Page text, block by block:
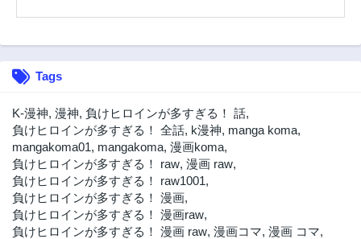
Tags
K-漫神, 漫神, 負けヒロインが多すぎる！ 話,
負けヒロインが多すぎる！ 全話, k漫神, manga koma,
mangakoma01, mangakoma, 漫画koma,
負けヒロインが多すぎる！ raw, 漫画 raw,
負けヒロインが多すぎる！ raw1001,
負けヒロインが多すぎる！ 漫画,
負けヒロインが多すぎる！ 漫画raw,
負けヒロインが多すぎる！ 漫画 raw, 漫画コマ, 漫画 コマ,